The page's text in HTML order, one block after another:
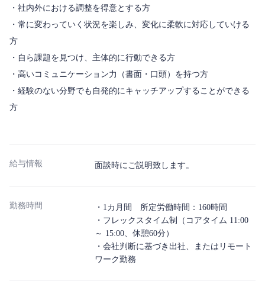
・社内外における調整を得意とする方
・常に変わっていく状況を楽しみ、変化に柔軟に対応していける
方
・自ら課題を見つけ、主体的に行動できる方
・高いコミュニケーション力（書面・口頭）を持つ方
・経験のない分野でも自発的にキャッチアップすることができる
方
給与情報 面談時にご説明致します。
勤務時間
・1カ月間 所定労働時間：160時間
・フレックスタイム制（コアタイム 11:00
～ 15:00、休憩60分）
・会社判断に基づき出社、またはリモート
ワーク勤務